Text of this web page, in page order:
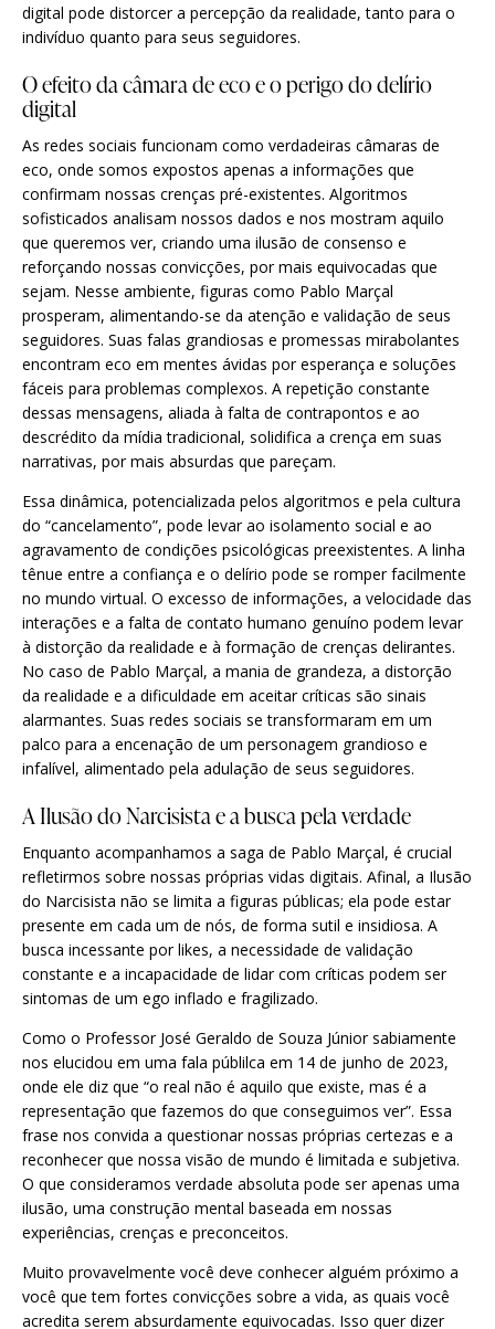
digital pode distorcer a percepção da realidade, tanto para o
indivíduo quanto para seus seguidores.
O efeito da câmara de eco e o perigo do delírio
digital
As redes sociais funcionam como verdadeiras câmaras de
eco, onde somos expostos apenas a informações que
confirmam nossas crenças pré-existentes. Algoritmos
sofisticados analisam nossos dados e nos mostram aquilo
que queremos ver, criando uma ilusão de consenso e
reforçando nossas convicções, por mais equivocadas que
sejam. Nesse ambiente, figuras como Pablo Marçal
prosperam, alimentando-se da atenção e validação de seus
seguidores. Suas falas grandiosas e promessas mirabolantes
encontram eco em mentes ávidas por esperança e soluções
fáceis para problemas complexos. A repetição constante
dessas mensagens, aliada à falta de contrapontos e ao
descrédito da mídia tradicional, solidifica a crença em suas
narrativas, por mais absurdas que pareçam.
Essa dinâmica, potencializada pelos algoritmos e pela cultura
do “cancelamento”, pode levar ao isolamento social e ao
agravamento de condições psicológicas preexistentes. A linha
tênue entre a confiança e o delírio pode se romper facilmente
no mundo virtual. O excesso de informações, a velocidade das
interações e a falta de contato humano genuíno podem levar
à distorção da realidade e à formação de crenças delirantes.
No caso de Pablo Marçal, a mania de grandeza, a distorção
da realidade e a dificuldade em aceitar críticas são sinais
alarmantes. Suas redes sociais se transformaram em um
palco para a encenação de um personagem grandioso e
infalível, alimentado pela adulação de seus seguidores.
A Ilusão do Narcisista e a busca pela verdade
Enquanto acompanhamos a saga de Pablo Marçal, é crucial
refletirmos sobre nossas próprias vidas digitais. Afinal, a Ilusão
do Narcisista não se limita a figuras públicas; ela pode estar
presente em cada um de nós, de forma sutil e insidiosa. A
busca incessante por likes, a necessidade de validação
constante e a incapacidade de lidar com críticas podem ser
sintomas de um ego inflado e fragilizado.
Como o Professor José Geraldo de Souza Júnior sabiamente
nos elucidou em uma fala públilca em 14 de junho de 2023,
onde ele diz que “o real não é aquilo que existe, mas é a
representação que fazemos do que conseguimos ver”. Essa
frase nos convida a questionar nossas próprias certezas e a
reconhecer que nossa visão de mundo é limitada e subjetiva.
O que consideramos verdade absoluta pode ser apenas uma
ilusão, uma construção mental baseada em nossas
experiências, crenças e preconceitos.
Muito provavelmente você deve conhecer alguém próximo a
você que tem fortes convicções sobre a vida, as quais você
acredita serem absurdamente equivocadas. Isso quer dizer